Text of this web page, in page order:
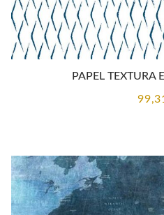
PAPEL TEXTURA